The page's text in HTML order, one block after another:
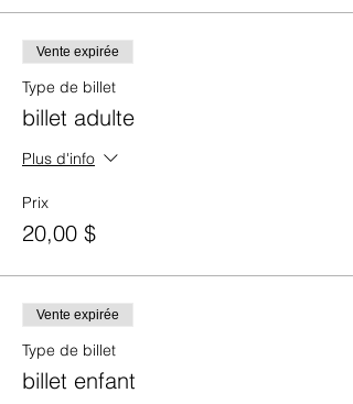
Vente expirée
Type de billet
billet adulte
Plus d'info
Prix
20,00 $
Vente expirée
Type de billet
billet enfant